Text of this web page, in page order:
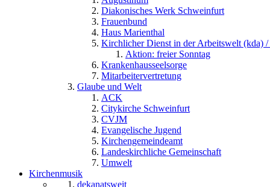
Diakonisches Werk Schweinfurt
Frauenbund
Haus Marienthal
Kirchlicher Dienst in der Arbeitswelt (kda) /
Aktion: freier Sonntag
Krankenhausseelsorge
Mitarbeitervertretung
Glaube und Welt
ACK
Citykirche Schweinfurt
CVJM
Evangelische Jugend
Kirchengemeindeamt
Landeskirchliche Gemeinschaft
Umwelt
Kirchenmusik
dekanatsweit